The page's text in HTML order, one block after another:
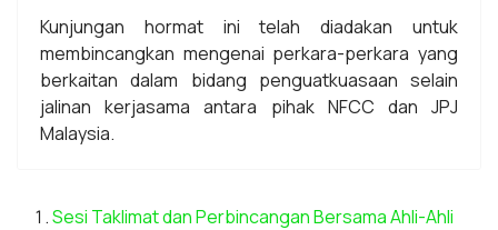
Kunjungan hormat ini telah diadakan untuk
membincangkan mengenai perkara-perkara yang
berkaitan dalam bidang penguatkuasaan selain
jalinan kerjasama antara pihak NFCC dan JPJ
Malaysia.
Sesi Taklimat dan Perbincangan Bersama Ahli-Ahli